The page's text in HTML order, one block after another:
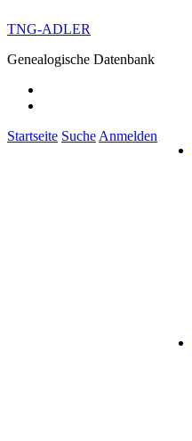
TNG-ADLER
Genealogische Datenbank
Startseite Suche Anmelden